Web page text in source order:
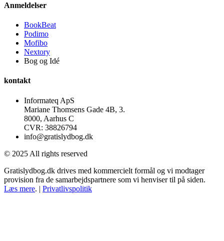
Anmeldelser
BookBeat
Podimo
Mofibo
Nextory
Bog og Idé
kontakt
Informateq ApS
Mariane Thomsens Gade 4B, 3.
8000, Aarhus C
CVR: 38826794
info@gratislydbog.dk
© 2025 All rights reserved
Gratislydbog.dk drives med kommercielt formål og vi modtager
provision fra de samarbejdspartnere som vi henviser til på siden.
Læs mere. | Privatlivspolitik